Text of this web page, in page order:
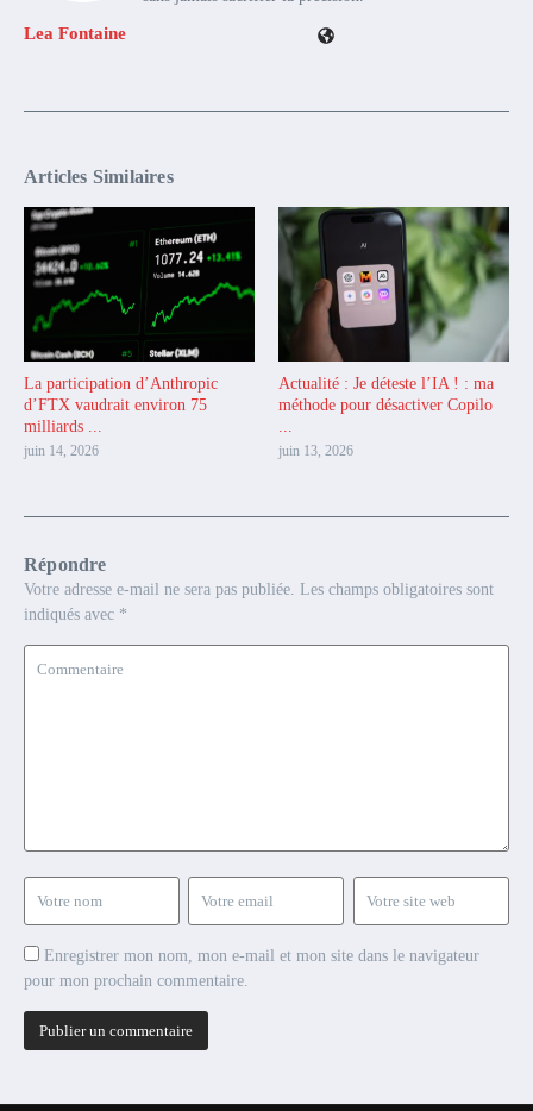
Lea Fontaine
Articles Similaires
La participation d’Anthropic
d’FTX vaudrait environ 75
milliards ...
juin 14, 2026
Actualité : Je déteste l’IA ! : ma
méthode pour désactiver Copilo
juin 13, 2026
Répondre
Votre adresse e-mail ne sera pas publiée. Les champs obligatoires sont
indiqués avec *
Enregistrer mon nom, mon e-mail et mon site dans le navigateur
pour mon prochain commentaire.